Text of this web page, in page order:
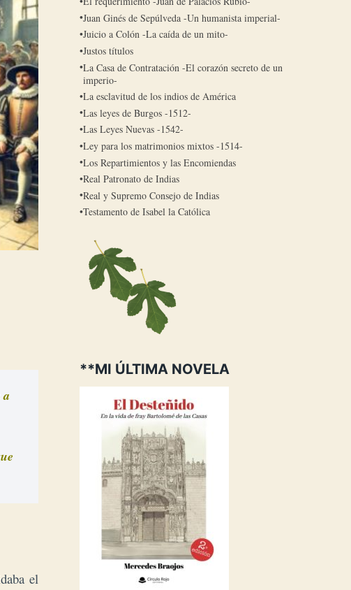
el
Juan Ginés de Sepúlveda -Un humanista imperial-
Juicio a Colón -La caída de un mito-
Justos títulos
La Casa de Contratación -El corazón secreto de un
imperio-
La esclavitud de los indios de América
Las leyes de Burgos -1512-
Las Leyes Nuevas -1542-
Ley para los matrimonios mixtos -1514-
Los Repartimientos y las Encomiendas
Real Patronato de Indias
Real y Supremo Consejo de Indias
Testamento de Isabel la Católica
**MI ÚLTIMA NOVELA